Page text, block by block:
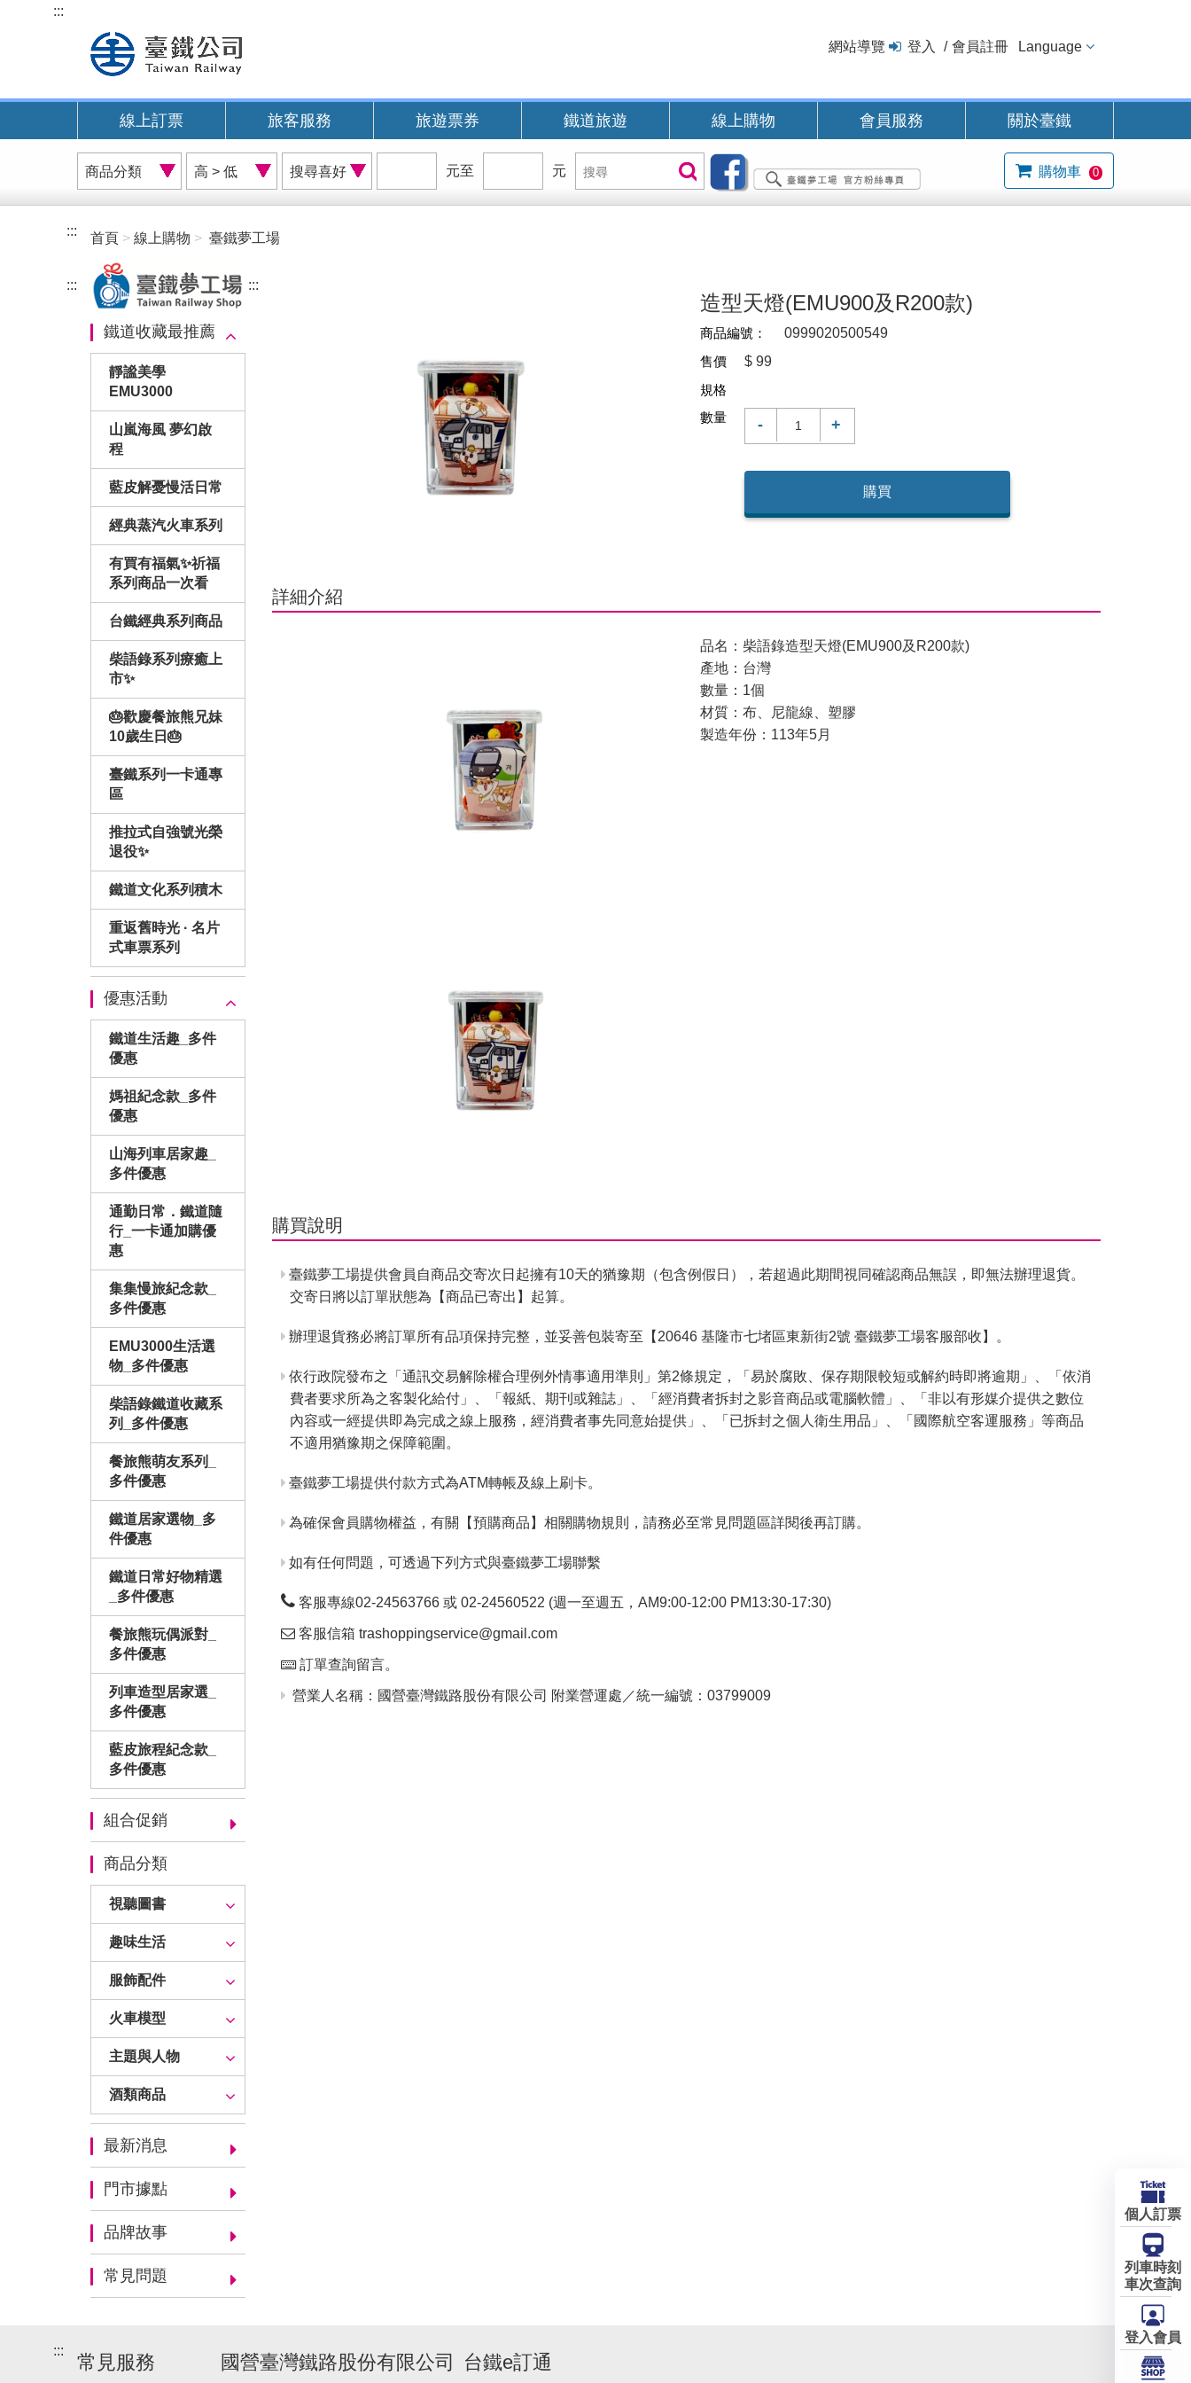
內
:::
網站導覽 登入 會員註冊 Language
線上訂票 旅客服務 旅遊票券 鐵道旅遊 線上購物 會員服務 關於臺鐵
商
品
分
價
格
排
搜
尋
喜
位
元至
位
元
搜
尋
搜尋 購物車 0
::: 首頁 線上購物 臺鐵夢工場
:::
鐵道收藏最推薦
靜謐美學
EMU3000
山嵐海風 夢幻啟
程
藍皮解憂慢活日常
經典蒸汽火車系列
有買有福氣✨祈福
系列商品一次看
台鐵經典系列商品
柴語錄系列療癒上
市✨
🎂歡慶餐旅熊兄妹
10歲生日🎂
臺鐵系列一卡通專
區
推拉式自強號光榮
退役✨
鐵道文化系列積木
重返舊時光 · 名片
式車票系列
優惠活動
鐵道生活趣_多件
優惠
媽祖紀念款_多件
優惠
山海列車居家趣_
多件優惠
通勤日常．鐵道隨
行_一卡通加購優
惠
集集慢旅紀念款_
多件優惠
EMU3000生活選
物_多件優惠
柴語錄鐵道收藏系
列_多件優惠
餐旅熊萌友系列_
多件優惠
鐵道居家選物_多
件優惠
鐵道日常好物精選
_多件優惠
餐旅熊玩偶派對_
多件優惠
列車造型居家選_
多件優惠
藍皮旅程紀念款_
多件優惠
組合促銷
商品分類
視聽圖書
趣味生活
服飾配件
火車模型
主題與人物
酒類商品
最新消息
門市據點
品牌故事
常見問題
:::
造型天燈(EMU900及R200款)
商品編號：
0999020500549
售價
$ 99
規格
數量
- +
購買
詳細介紹
品名：柴語錄造型天燈(EMU900及R200款)
產地：台灣
數量：1個
材質：布、尼龍線、塑膠
製造年份：113年5月
購買說明
臺鐵夢工場提供會員自商品交寄次日起擁有10天的猶豫期（包含例假日），若超過此期間視同確認商品無誤，即無法辦理退貨。
交寄日將以訂單狀態為【商品已寄出】起算。
辦理退貨務必將訂單所有品項保持完整，並妥善包裝寄至【20646 基隆市七堵區東新街2號 臺鐵夢工場客服部收】。
依行政院發布之「通訊交易解除權合理例外情事適用準則」第2條規定，「易於腐敗、保存期限較短或解約時即將逾期」、「依消
費者要求所為之客製化給付」、「報紙、期刊或雜誌」、「經消費者拆封之影音商品或電腦軟體」、「非以有形媒介提供之數位
內容或一經提供即為完成之線上服務，經消費者事先同意始提供」、「已拆封之個人衛生用品」、「國際航空客運服務」等商品
不適用猶豫期之保障範圍。
臺鐵夢工場提供付款方式為ATM轉帳及線上刷卡。
為確保會員購物權益，有關【預購商品】相關購物規則，請務必至常見問題區詳閱後再訂購。
如有任何問題，可透過下列方式與臺鐵夢工場聯繫
客服專線02-24563766 或 02-24560522 (週一至週五，AM9:00-12:00 PM13:30-17:30)
客服信箱 trashoppingservice@gmail.com
訂單查詢留言。
營業人名稱：國營臺灣鐵路股份有限公司 附業營運處／統一編號：03799009
:::
常見服務 國營臺灣鐵路股份有限公司 台鐵e訂通
個人訂票
列車時刻
車次查詢
登入會員